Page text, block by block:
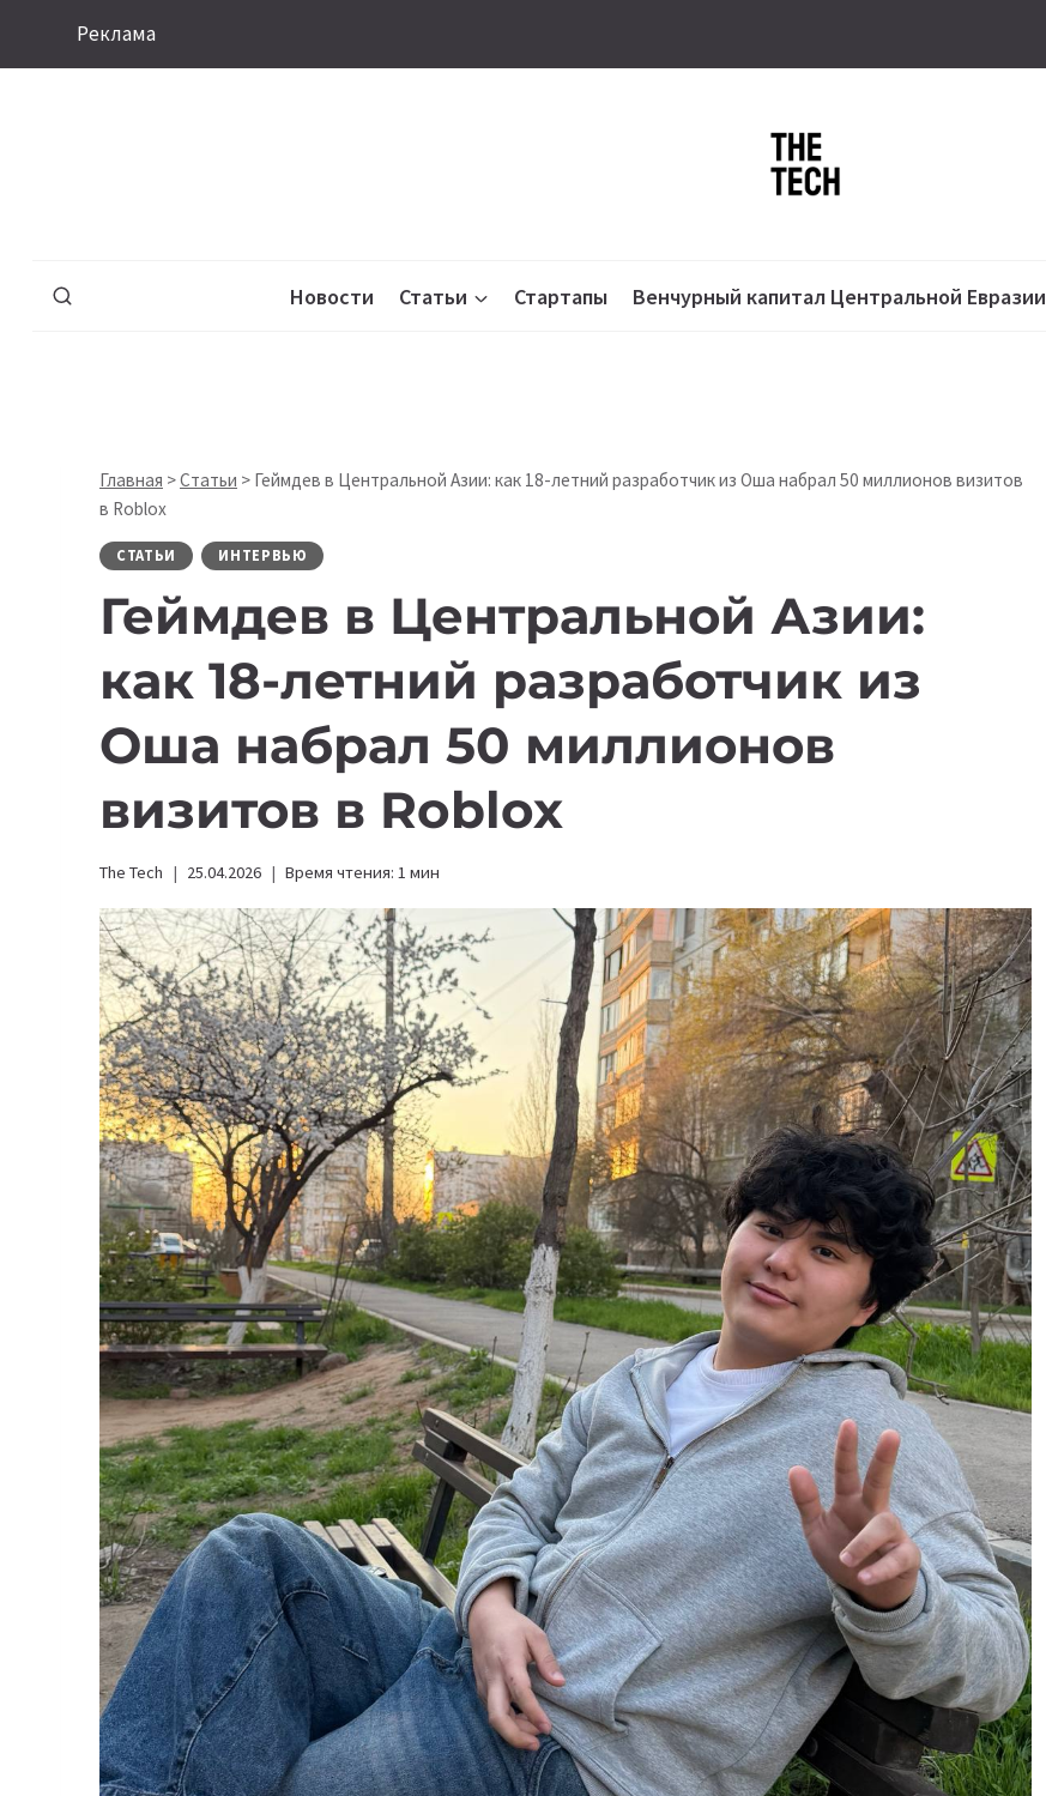
Реклама
Новости Статьи Стартапы Венчурный капитал Центральной Евразии
Главная >Статьи > Геймдев в Центральной Азии: как 18-летний разработчик из Оша набрал 50 миллионов визитов
в Roblox
СТАТЬИ ИНТЕРВЬЮ
Геймдев в Центральной Азии:
как 18-летний разработчик из
Оша набрал 50 миллионов
визитов в Roblox
The Tech 25.04.2026 Время чтения: 1 мин